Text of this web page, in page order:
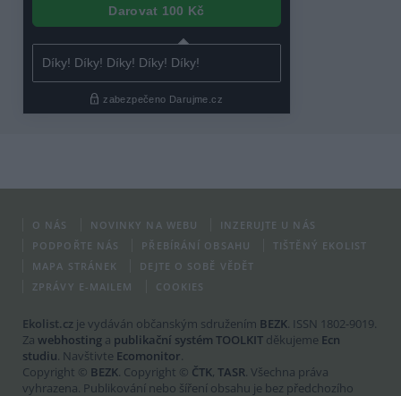
O NÁS NOVINKY NA WEBU
INZERUJTE U NÁS
PODPOŘTE NÁS
PŘEBÍRÁNÍ OBSAHU
TIŠTĚNÝ EKOLIST
MAPA STRÁNEK
DEJTE O SOBĚ VĚDĚT
ZPRÁVY E-MAILEM
COOKIES
Ekolist.cz je vydáván občanským sdružením BEZK. ISSN 1802-9019.
Za webhosting a publikační systém TOOLKIT děkujeme Ecn
studiu. Navštivte Ecomonitor.
Copyright © BEZK. Copyright © ČTK, TASR. Všechna práva
vyhrazena. Publikování nebo šíření obsahu je bez předchozího